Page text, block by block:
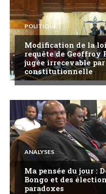
POLITIQUE
Modification de la
requête de Geoffroy
jugée irrecevable
constitutionnelle
ANALYSES
Ma pensée du jour :
Bongo et des
paradoxes